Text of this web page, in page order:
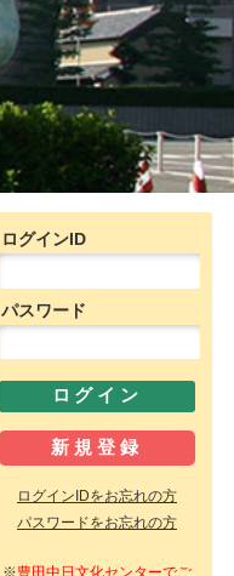
ログインID
パスワード
ログインIDをお忘れの方
パスワードをお忘れの方
※豊田中日文化センターでご